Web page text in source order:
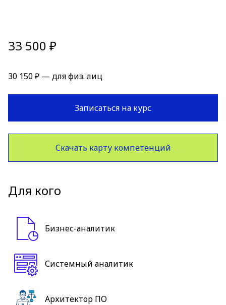
33 500 ₽
30 150 ₽ — для физ. лиц
Записаться на курс
Скачать карту компетенций
Для кого
Бизнес-аналитик
Системный аналитик
Архитектор ПО